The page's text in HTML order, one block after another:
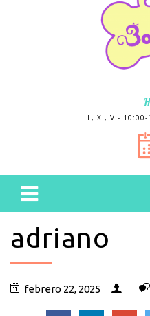
L, X , V -
adriano
febrero 22, 2025